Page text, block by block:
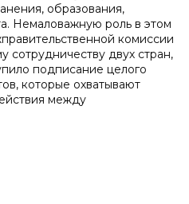
образования,
Немаловажную роль в этом
комиссии
сотрудничеству двух стран,
подписание целого
которые охватывают
между